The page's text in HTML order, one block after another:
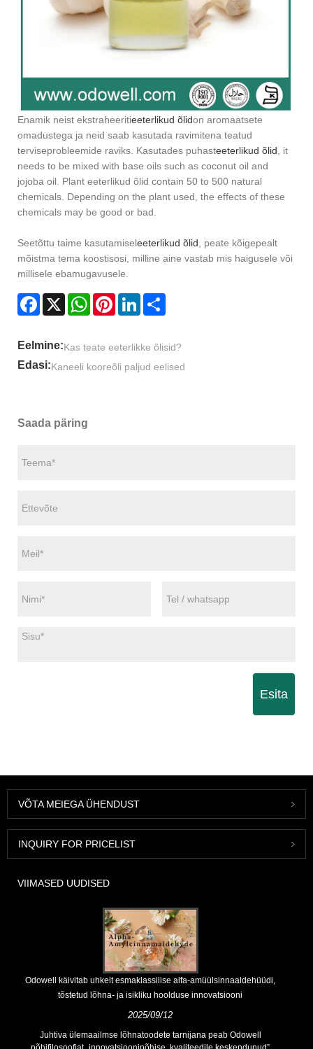
Enamik neist ekstraheeritieeterlikud õlidon aromaatsete
omadustega ja neid saab kasutada ravimitena teatud
terviseprobleemide raviks. Kasutades puhasteeterlikud õlid, it
needs to be mixed with base oils such as coconut oil and
jojoba oil. Plant eeterlikud õlid contain 50 to 500 natural
chemicals. Depending on the plant used, the effects of these
chemicals may be good or bad.
Seetõttu taime kasutamiseleeterlikud õlid, peate kõigepealt
mõistma tema koostisosi, milline aine vastab mis haigusele või
millisele ebamugavusele.
Facebook
X WhatsAppPinterestLinkedIn
Eelmine:Kas teate eeterlikke õlisid?
Edasi:Kaneeli kooreõli paljud eelised
Saada päring
Esita
VÕTA MEIEGA ÜHENDUST
INQUIRY FOR PRICELIST
VIIMASED UUDISED
Odowell käivitab uhkelt esmaklassilise alfa-amüülsinnaaldehüüdi,
tõstetud lõhna- ja isikliku hoolduse innovatsiooni
2025/09/12
Juhtiva ülemaailmse lõhnatoodete tarnijana peab Odowell